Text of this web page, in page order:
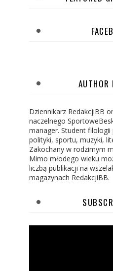
AUTHOR
Dziennikarz RedakcjiBB
naczelnego
manager. Student filologii
polityki, sportu, muzyki,
Zakochany w rodzimym
Mimo młodego wieku
liczbą publikacji na
magazynach RedakcjiBB.